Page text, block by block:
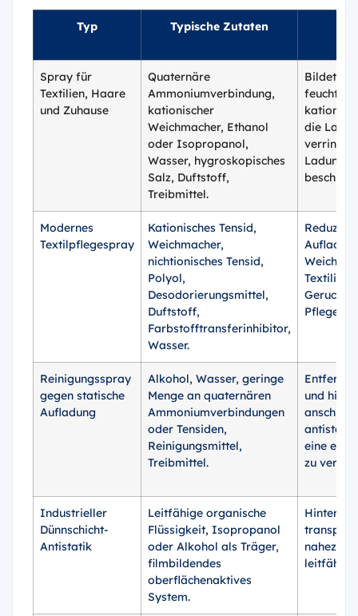
Typ Typische Zutaten
Spray für
Textilien, Haare
und Zuhause
Quaternäre
Ammoniumverbindung,
kationischer
Weichmacher, Ethanol
oder Isopropanol,
Wasser, hygroskopisches
Salz, Duftstoff,
Treibmittel.
Bildet
die
Modernes
Textilpflegespray
Kationisches Tensid,
Weichmacher,
nichtionisches Tensid,
Polyol,
Desodorierungsmittel,
Duftstoff,
Farbstofftransferinhibitor,
Wasser.
Textilien
Geruchs-
Reinigungsspray
gegen statische
Aufladung
Alkohol, Wasser, geringe
Menge an quaternären
Ammoniumverbindungen
oder Tensiden,
Reinigungsmittel,
Treibmittel.
Entfernt
und
eine
zu
Industrieller
Dünnschicht-
Antistatik
Leitfähige organische
Flüssigkeit, Isopropanol
oder Alkohol als Träger,
filmbildendes
oberflächenaktives
System.
nahezu